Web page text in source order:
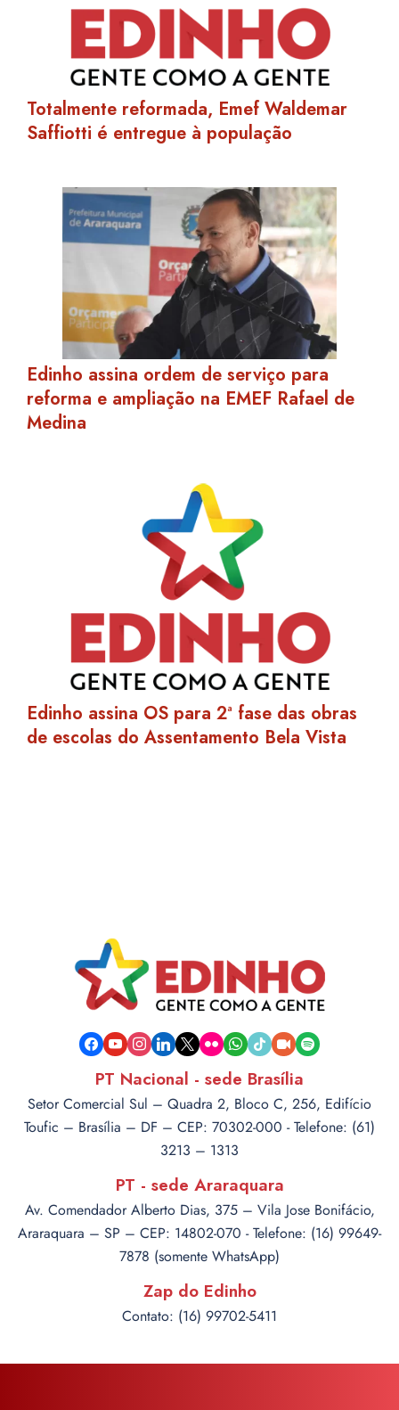
Totalmente reformada, Emef Waldemar
Saffiotti é entregue à população
Edinho assina ordem de serviço para
reforma e ampliação na EMEF Rafael de
Medina
Edinho assina OS para 2ª fase das obras
de escolas do Assentamento Bela Vista
facebook
youtubeinstagram
linkedin
x flickrwhatsapp
tiktokvideo-spotify
PT Nacional - sede Brasília
Setor Comercial Sul – Quadra 2, Bloco C, 256, Edifício
Toufic – Brasília – DF – CEP: 70302-000 - Telefone: (61)
3213 – 1313
PT - sede Araraquara
Av. Comendador Alberto Dias, 375 – Vila Jose Bonifácio,
Araraquara – SP – CEP: 14802-070 - Telefone: (16) 99649-
7878 (somente WhatsApp)
Zap do Edinho
Contato: (16) 99702-5411